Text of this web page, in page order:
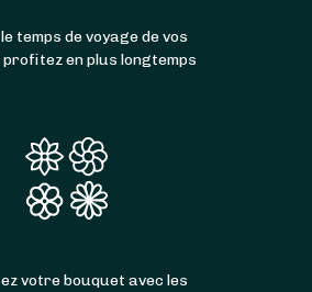
temps de voyage de vos
en plus longtemps
votre bouquet avec les